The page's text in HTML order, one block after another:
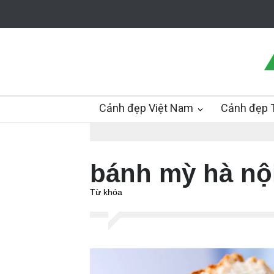
Cảnh đẹp Việt Nam Cảnh đẹp
bánh mỳ hà
Từ khóa